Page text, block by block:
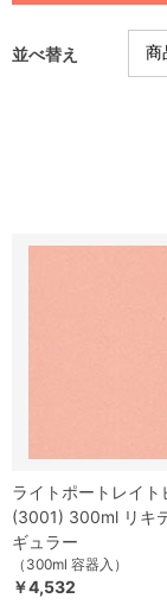
並べ替え
ライトポートレイト
(3001) 300ml リキ
ギュラー
（300ml 容器入）
￥4,532